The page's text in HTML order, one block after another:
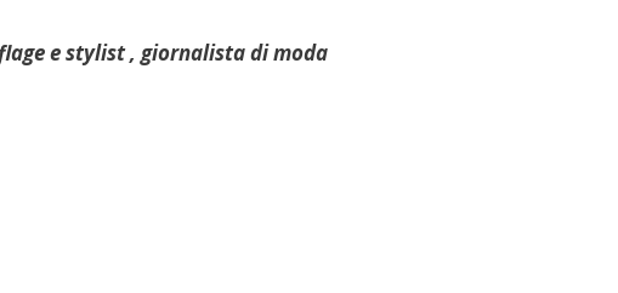
e stylist , giornalista di moda